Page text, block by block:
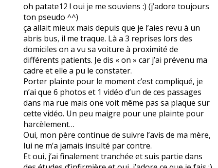
oh patate12 ! oui je me souviens :) (j’adore toujours
ton pseudo ^^)
ça allait mieux mais depuis que je l’aies revu à un
abris bus, il me traque. Là a 3 reprises lors des
domiciles on a vu sa voiture à proximité de
différents patients. Je dis « on » car j’ai prévenu ma
cadre et elle a pu le constater.
Porter plainte pour le moment c’est compliqué, je
n’ai que 6 photos et 1 vidéo d’un de ces passages
dans ma rue mais one voit même pas sa plaque sur
cette vidéo. Un peu maigre pour une plainte pour
harcèlement…
Oui, mon père continue de suivre l’avis de ma mère,
lui ne m’a jamais insulté par contre.
Et oui, j’ai finalement tranchée et suis partie dans